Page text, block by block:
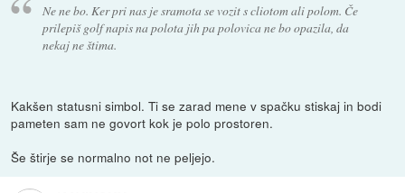
Ne ne bo. Ker pri nas je sramota se vozit s cliotom ali polom. Če
prilepiš golf napis na polota jih pa polovica ne bo opazila, da
nekaj ne štima.
Kakšen statusni simbol. Ti se zarad mene v spačku stiskaj in bodi
pameten sam ne govort kok je polo prostoren.
Še štirje se normalno not ne peljejo.